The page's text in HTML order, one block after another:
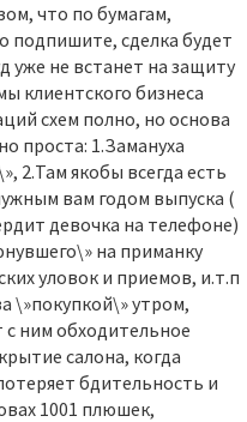
что по бумагам,
подпишите, сделка будет
уже не встанет на защиту
клиентского бизнеса
схем полно, но основа
проста: 1.Замануха
2.Там якобы всегда есть
вам годом выпуска (
девочка на телефоне)
на приманку
уловок и приемов, и.т.п
\»покупкой\» утром,
ним обходительное
салона, когда
бдительность и
1001 плюшек,